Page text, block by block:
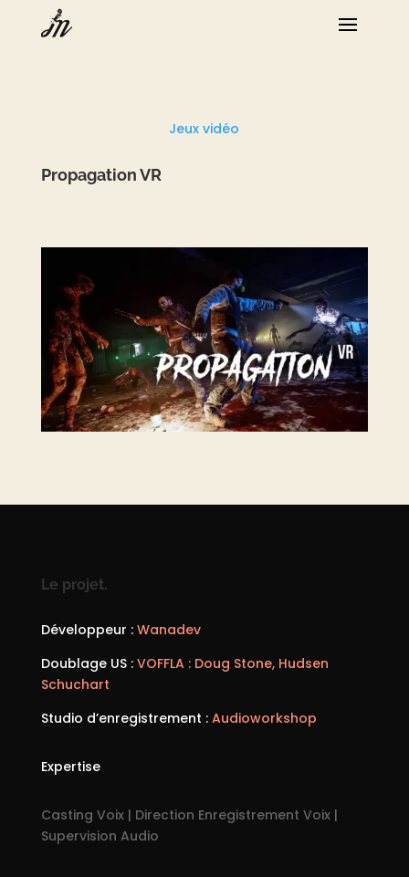
Jeux vidéo
Propagation VR
Le projet.
Développeur : Wanadev
Doublage US : VOFFLA : Doug Stone, Hudsen
Schuchart
Studio d’enregistrement : Audioworkshop
Expertise
Casting Voix | Direction Enregistrement Voix |
Supervision Audio